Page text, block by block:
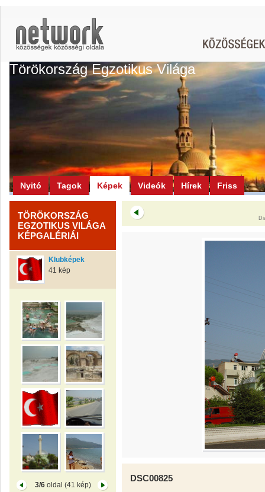
Törökország Egzotikus Világa
Nyitó Tagok Képek Videók Hírek Friss
TÖRÖKORSZÁG
EGZOTIKUS VILÁGA
KÉPGALÉRIÁI
Klubképek
41 kép
3/6oldal (41 kép)
DSC00825